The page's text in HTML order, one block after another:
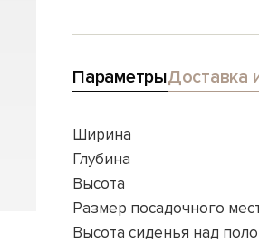
ПараметрыДоставка
Ширина
Глубина
Высота
Размер посадочного
Высота сиденья над